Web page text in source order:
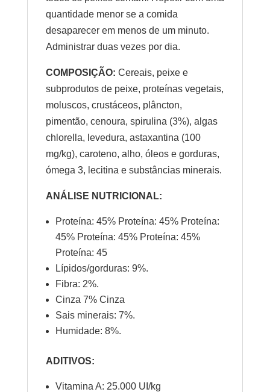
quantidade menor se a comida
desaparecer em menos de um minuto.
Administrar duas vezes por dia.
COMPOSIÇÃO: Cereais, peixe e
subprodutos de peixe, proteínas vegetais,
moluscos, crustáceos, plâncton,
pimentão, cenoura, spirulina (3%), algas
chlorella, levedura, astaxantina (100
mg/kg), caroteno, alho, óleos e gorduras,
ómega 3, lecitina e substâncias minerais.
ANÁLISE NUTRICIONAL:
Proteína: 45% Proteína: 45% Proteína:
45% Proteína: 45% Proteína: 45%
Proteína: 45
Lípidos/gorduras: 9%.
Fibra: 2%.
Cinza 7% Cinza
Sais minerais: 7%.
Humidade: 8%.
ADITIVOS:
Vitamina A: 25.000 UI/kg